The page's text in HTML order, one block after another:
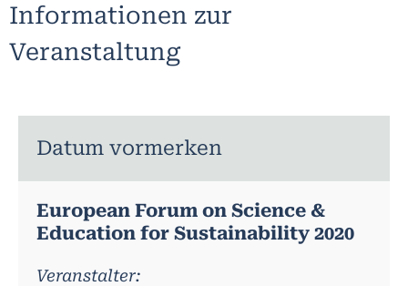
Informationen zur
Veranstaltung
Datum vormerken
European Forum on Science &
Education for Sustainability 2020
Veranstalter: